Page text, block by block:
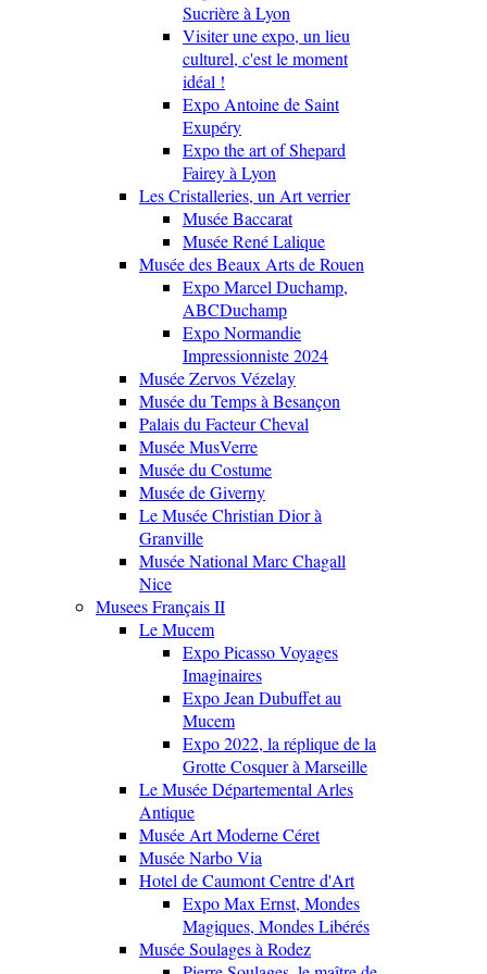
Sucrière à Lyon
Visiter une expo, un lieu
culturel, c'est le moment
idéal !
Expo Antoine de Saint
Exupéry
Expo the art of Shepard
Fairey à Lyon
Les Cristalleries, un Art verrier
Musée Baccarat
Musée René Lalique
Musée des Beaux Arts de Rouen
Expo Marcel Duchamp,
ABCDuchamp
Expo Normandie
Impressionniste 2024
Musée Zervos Vézelay
Musée du Temps à Besançon
Palais du Facteur Cheval
Musée MusVerre
Musée du Costume
Musée de Giverny
Le Musée Christian Dior à
Granville
Musée National Marc Chagall
Nice
Musees Français II
Le Mucem
Expo Picasso Voyages
Imaginaires
Expo Jean Dubuffet au
Mucem
Expo 2022, la réplique de la
Grotte Cosquer à Marseille
Le Musée Départemental Arles
Antique
Musée Art Moderne Céret
Musée Narbo Via
Hotel de Caumont Centre d'Art
Expo Max Ernst, Mondes
Magiques, Mondes Libérés
Musée Soulages à Rodez